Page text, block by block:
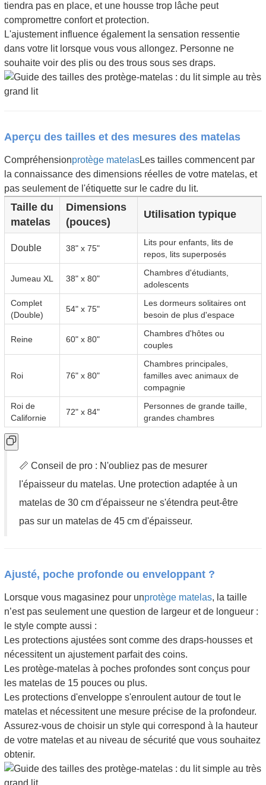
tiendra pas en place, et une housse trop lâche peut
compromettre confort et protection.
L'ajustement influence également la sensation ressentie
dans votre lit lorsque vous vous allongez. Personne ne
souhaite voir des plis ou des trous sous ses draps.
Aperçu des tailles et des mesures des matelas
Compréhensionprotège matelasLes tailles commencent par
la connaissance des dimensions réelles de votre matelas, et
pas seulement de l'étiquette sur le cadre du lit.
Taille du
matelas
Dimensions
(pouces)
Utilisation typique
Double 38" x 75"
Lits pour enfants, lits de
repos, lits superposés
Jumeau XL 38" x 80"
Chambres d'étudiants,
adolescents
Complet
(Double)
54" x 75"
Les dormeurs solitaires ont
besoin de plus d'espace
Reine 60" x 80"
Chambres d'hôtes ou
couples
Roi 76" x 80"
Chambres principales,
familles avec animaux de
compagnie
Roi de
Californie
72" x 84"
Personnes de grande taille,
grandes chambres
📏 Conseil de pro : N'oubliez pas de mesurer
l'épaisseur du matelas. Une protection adaptée à un
matelas de 30 cm d'épaisseur ne s'étendra peut-être
pas sur un matelas de 45 cm d'épaisseur.
Ajusté, poche profonde ou enveloppant ?
Lorsque vous magasinez pour unprotège matelas, la taille
n’est pas seulement une question de largeur et de longueur :
le style compte aussi :
Les protections ajustées sont comme des draps-housses et
nécessitent un ajustement parfait des coins.
Les protège-matelas à poches profondes sont conçus pour
les matelas de 15 pouces ou plus.
Les protections d'enveloppe s'enroulent autour de tout le
matelas et nécessitent une mesure précise de la profondeur.
Assurez-vous de choisir un style qui correspond à la hauteur
de votre matelas et au niveau de sécurité que vous souhaitez
obtenir.